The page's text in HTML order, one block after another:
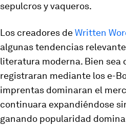
sepulcros y vaqueros.
Los creadores deWritten
algunas tendencias
literatura moderna. Bien sea
registraran mediante los e-
imprentas dominaran el
continuara expandiéndose
ganando popularidad